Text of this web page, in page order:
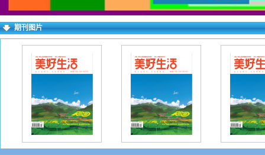
附简
历
话）
同意
看到
检查
内）
期刊图片